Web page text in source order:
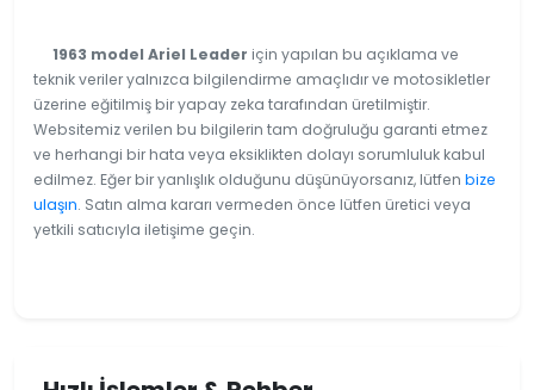
1963 model Ariel Leader için yapılan bu açıklama ve
teknik veriler yalnızca bilgilendirme amaçlıdır ve motosikletler
üzerine eğitilmiş bir yapay zeka tarafından üretilmiştir.
Websitemiz verilen bu bilgilerin tam doğruluğu garanti etmez
ve herhangi bir hata veya eksiklikten dolayı sorumluluk kabul
edilmez. Eğer bir yanlışlık olduğunu düşünüyorsanız, lütfen bize
ulaşın. Satın alma kararı vermeden önce lütfen üretici veya
yetkili satıcıyla iletişime geçin.